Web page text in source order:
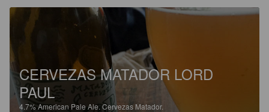
CERVEZAS MATADOR LORD
PAUL
4.7%American Pale Ale. Cervezas Matador.